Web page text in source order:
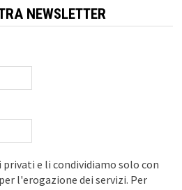
NEWSLETTER
e li condividiamo solo con
l'erogazione dei servizi. Per